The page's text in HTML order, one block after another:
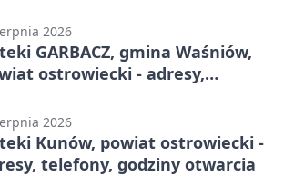
2026
GARBACZ, gmina Waśniów,
ostrowiecki - adresy,
2026
Kunów, powiat ostrowiecki -
telefony, godziny otwarcia